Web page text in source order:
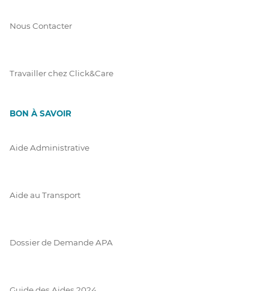
Nous Contacter
Travailler chez Click&Care
BON À SAVOIR
Aide Administrative
Aide au Transport
Dossier de Demande APA